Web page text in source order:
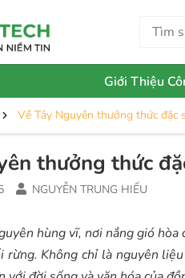
Giới Thiệu
Về Tây Nguyên thưởng thức đặc
thưởng thức
NGUYỄN TRUNG HIẾU
hùng vĩ, nơi nắng gió
rừng. Không chỉ là nguyên